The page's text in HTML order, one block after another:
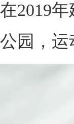
在2019
公园，运